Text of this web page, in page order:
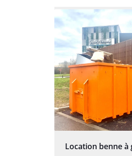
Location benne à